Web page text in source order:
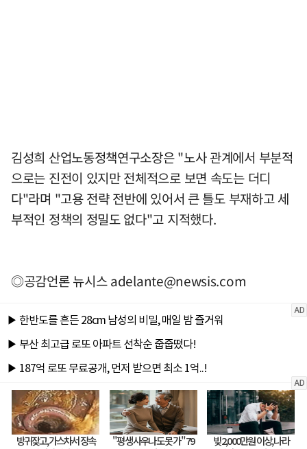
김성희 산업노동정책연구소장은 "노사 관계에서 부분적
으로는 진전이 있지만 전체적으로 보면 속도는 더디
다"라며 "고용 전략 전반에 있어서 큰 틀도 부재하고 세
부적인 정책의 정밀도 없다"고 지적했다.
◎공감언론 뉴시스adelante@newsis.com